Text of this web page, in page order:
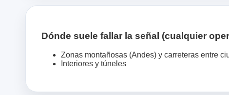
Dónde suele fallar la señal (cualquier
Zonas montañosas (Andes) y carreteras entre
Interiores y túneles